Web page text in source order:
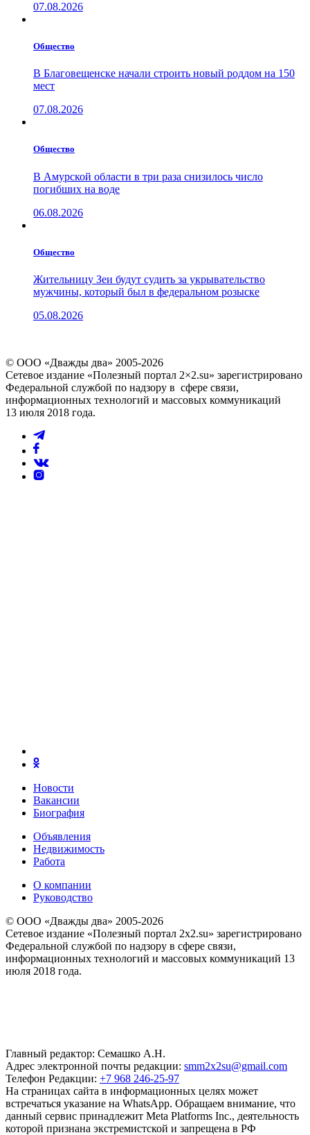
07.08.2026
Общество
В Благовещенске начали строить новый роддом на 150
мест
07.08.2026
Общество
В Амурской области в три раза снизилось число
погибших на воде
06.08.2026
Общество
Жительницу Зеи будут судить за укрывательство
мужчины, который был в федеральном розыске
05.08.2026
© ООО «Дважды два» 2005-2026
Сетевое издание «Полезный портал 2×2.su» зарегистрировано
Федеральной службой по надзору в сфере связи,
информационных технологий и массовых коммуникаций
13 июля 2018 года.
Новости
Вакансии
Биография
Объявления
Недвижимость
Работа
О компании
Руководство
© ООО «Дважды два» 2005-2026
Сетевое издание «Полезный портал 2x2.su» зарегистрировано
Федеральной службой по надзору в сфере связи,
информационных технологий и массовых коммуникаций 13
июля 2018 года.
Главный редактор: Семашко А.Н.
Адрес электронной почты редакции: smm2x2su@gmail.com
Телефон Редакции: +7 968 246-25-97
На страницах сайта в информационных целях может
встречаться указание на WhatsApp. Обращаем внимание, что
данный сервис принадлежит Meta Platforms Inc., деятельность
которой признана экстремистской и запрещена в РФ